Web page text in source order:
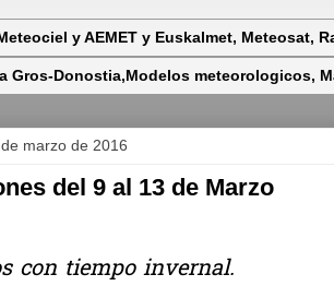
y AEMET y Euskalmet, Meteosat,
Gros-Donostia,Modelos meteorologicos,
marzo de 2016
del 9 al 13 de Marzo
con tiempo invernal.